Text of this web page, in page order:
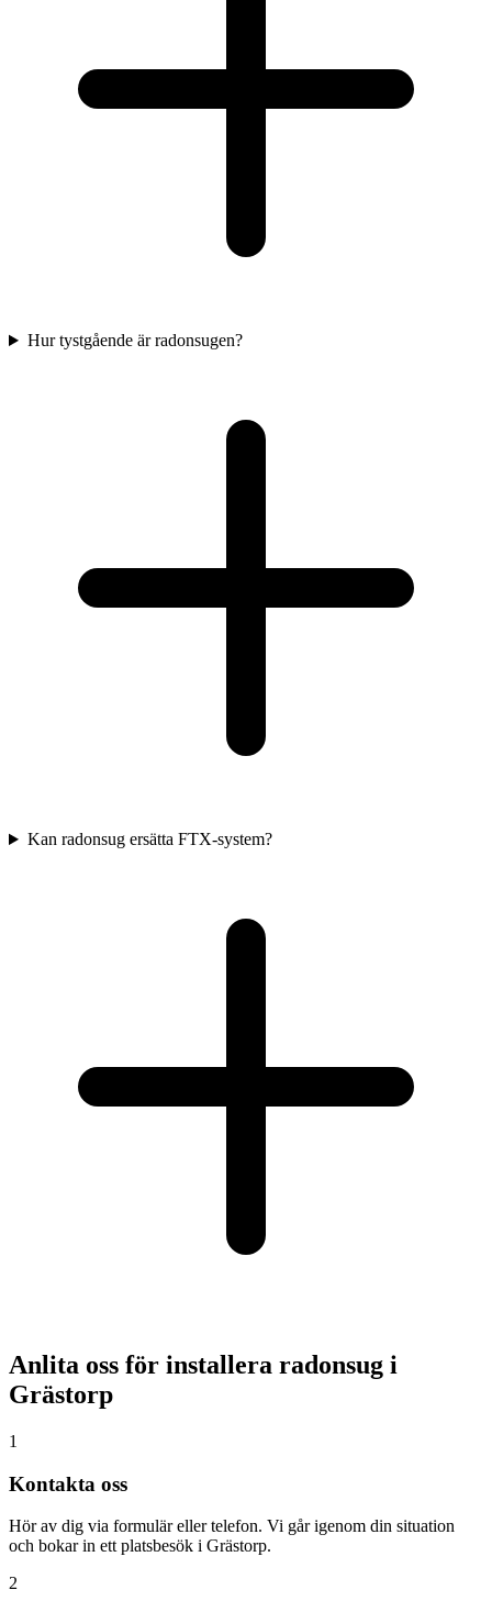
Hur tystgående är radonsugen?
Kan radonsug ersätta FTX-system?
Anlita oss för installera radonsug i
Grästorp
1
Kontakta oss
Hör av dig via formulär eller telefon. Vi går igenom din situation
och bokar in ett platsbesök i Grästorp.
2